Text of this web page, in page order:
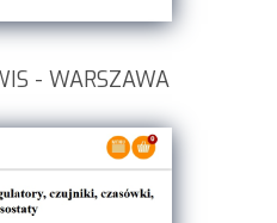
- WARSZAWA